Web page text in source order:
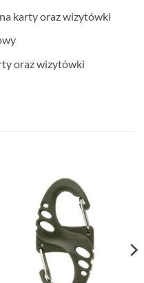
karty oraz wizytówki
oraz wizytówki